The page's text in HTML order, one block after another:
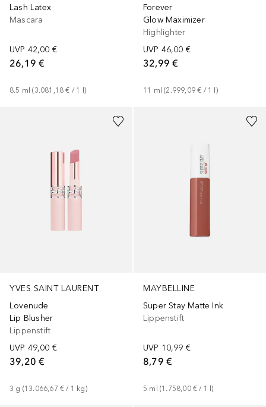
Lash Latex
Mascara
UVP 42,00 €
26,19 €
8.5 ml (3.081,18 € / 1 l)
Forever
Glow Maximizer
Highlighter
UVP 46,00 €
32,99 €
11 ml (2.999,09 € / 1 )
YVES SAINT LAURENT
Lovenude
Lip Blusher
Lippenstift
UVP 49,00 €
39,20 €
3 g (13.066,67 € / 1 kg)
+7
MAYBELLINE
Super Stay Matte Ink
Lippenstift
UVP 10,99 €
8,79 €
5 ml (1.758,00 € / 1 l)
+20
+3 +1